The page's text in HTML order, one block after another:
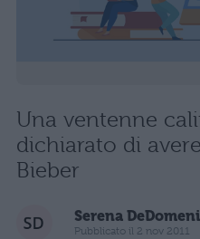
Una ventenne
dichiarato di
Bieber
Serena
Pubblicato il 2 nov 2011